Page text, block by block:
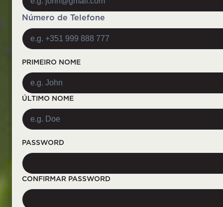
Número de Telefone
PRIMEIRO NOME
ÚLTIMO NOME
PASSWORD
CONFIRMAR PASSWORD